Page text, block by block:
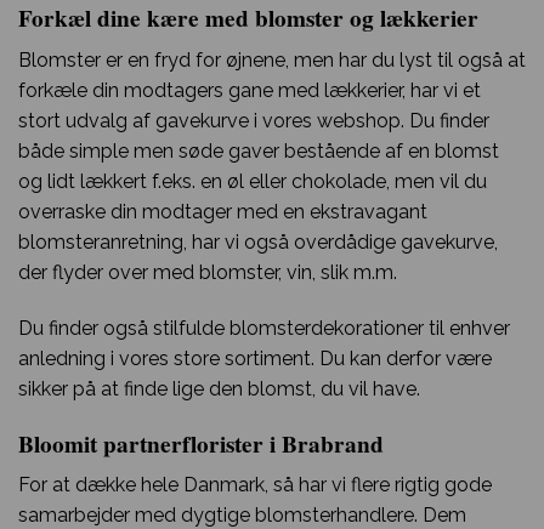
Forkæl dine kære med blomster og lækkerier
Blomster er en fryd for øjnene, men har du lyst til også at
forkæle din modtagers gane med lækkerier, har vi et
stort udvalg af gavekurve i vores webshop. Du finder
både simple men søde gaver bestående af en blomst
og lidt lækkert f.eks. en øl eller chokolade, men vil du
overraske din modtager med en ekstravagant
blomsteranretning, har vi også overdådige gavekurve,
der flyder over med blomster, vin, slik m.m.
Du finder også stilfulde blomsterdekorationer til enhver
anledning i vores store sortiment. Du kan derfor være
sikker på at finde lige den blomst, du vil have.
Bloomit partnerflorister i Brabrand
For at dække hele Danmark, så har vi flere rigtig gode
samarbejder med dygtige blomsterhandlere. Dem